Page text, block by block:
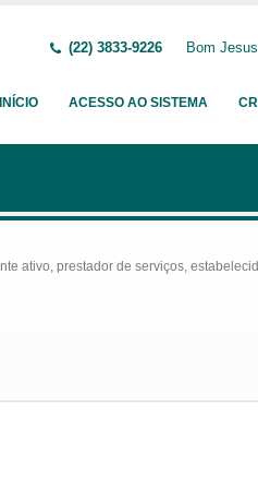
(22) 3833-9226 Bom
INÍCIO ACESSO AO SISTEMA
ativo, prestador de serviços,